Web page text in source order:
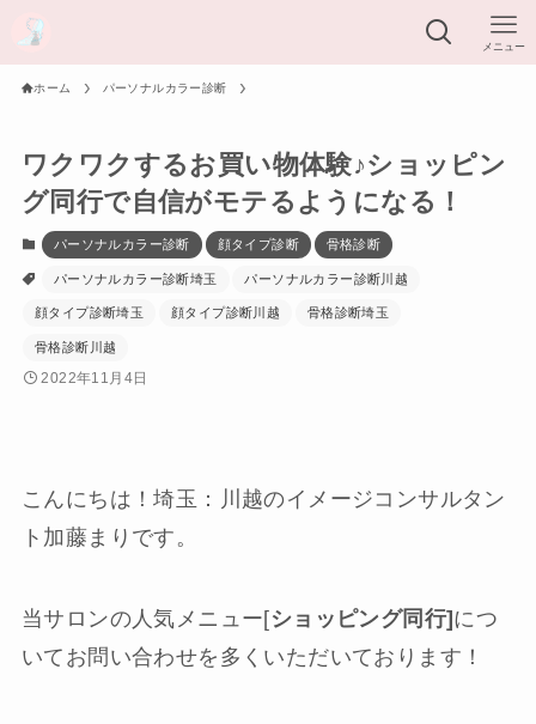
メニュー
ホーム パーソナルカラー診断
ワクワクするお買い物体験♪ショッピン
グ同行で自信がモテるようになる！
パーソナルカラー診断 顔タイプ診断 骨格診断
パーソナルカラー診断埼玉 パーソナルカラー診断川越
顔タイプ診断埼玉 顔タイプ診断川越 骨格診断埼玉
骨格診断川越
2022年11月4日
こんにちは！埼玉：川越のイメージコンサルタン
ト加藤まりです。
当サロンの人気メニュー[ショッピング同行]につ
いてお問い合わせを多くいただいております！